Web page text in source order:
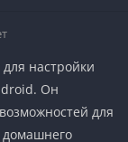
настройки
Он
для